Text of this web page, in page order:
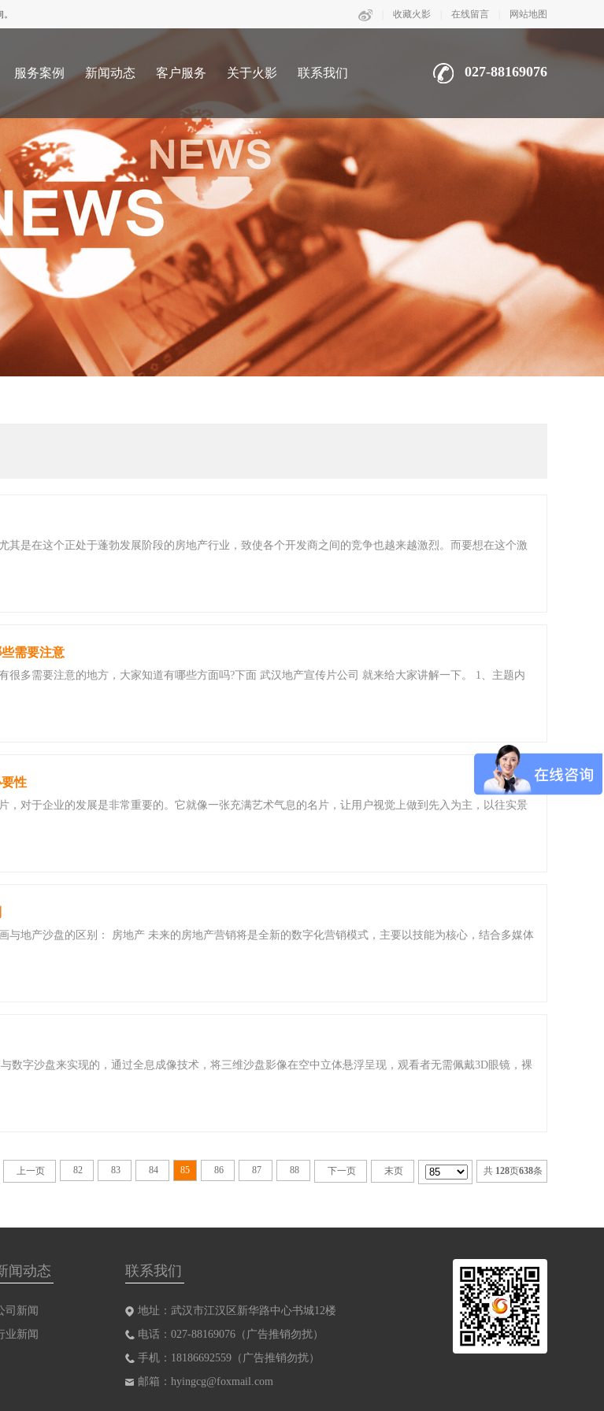
收藏火影 在线留言 网站地图
027-88169076
服务案例 新闻动态 客户服务 关于火影 联系我们
其是在这个正处于蓬勃发展阶段的房地产行业，致使各个开发商之间的竞争也越来越激烈。而要想在这个激
需要注意
很多需要注意的地方，大家知道有哪些方面吗?下面 武汉地产宣传片公司 就来给大家讲解一下。 1、主题内
性
，对于企业的发展是非常重要的。它就像一张充满艺术气息的名片，让用户视觉上做到先入为主，以往实景
与地产沙盘的区别： 房地产 未来的房地产营销将是全新的数字化营销模式，主要以技能为核心，结合多媒体
数字沙盘来实现的，通过全息成像技术，将三维沙盘影像在空中立体悬浮呈现，观看者无需佩戴3D眼镜，裸
上一页 82 83 84 85 86 87 88 下一页 末页 共 128页638条
闻动态
司新闻
业新闻
联系我们
地址：武汉市江汉区新华路中心书城12楼
电话：027-88169076（广告推销勿扰）
手机：18186692559（广告推销勿扰）
邮箱：hyingcg@foxmail.com